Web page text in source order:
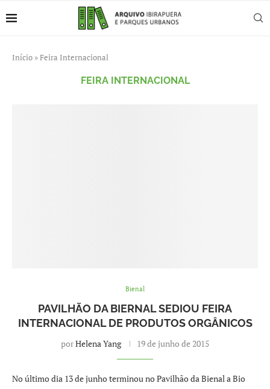
Início »Feira Internacional
FEIRA INTERNACIONAL
Bienal
PAVILHÃO DA BIERNAL SEDIOU FEIRA
INTERNACIONAL DE PRODUTOS ORGÂNICOS
porHelena Yang 19 de junho de 2015
No último dia 13 de junho terminou no Pavilhão da Bienal a Bio